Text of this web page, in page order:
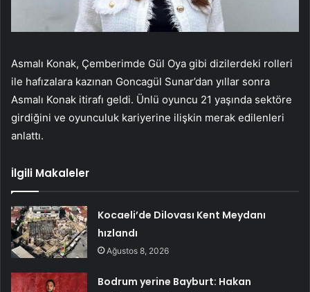
Asmalı Konak, Çemberimde Gül Oya gibi dizilerdeki rolleri
ile hafızalara kazınan Goncagül Sunar’dan yıllar sonra
Asmalı Konak itirafı geldi. Ünlü oyuncu 21 yaşında sektöre
girdiğini ve oyunculuk kariyerine ilişkin merak edilenleri
anlattı.
İlgili Makaleler
Kocaeli’de Dilovası Kent Meydanı
hızlandı
Ağustos 8, 2026
Bodrum yerine Bayburt: Hakan